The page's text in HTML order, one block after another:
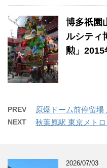
博多祇園
ルシティ
勲」2015
PREV 原爆ドーム前停留場
NEXT 秋葉原駅 東京メト
2026/07/03